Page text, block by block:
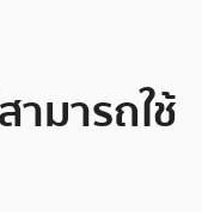
มารถใช้